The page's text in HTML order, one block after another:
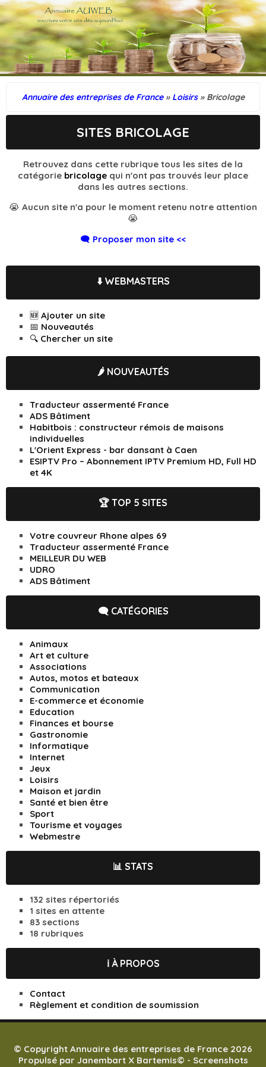
Annuaire des entreprises de France » Loisirs » Bricolage
SITES BRICOLAGE
Retrouvez dans cette rubrique tous les sites de la
catégorie bricolage qui n'ont pas trouvés leur place
dans les autres sections.
😭 Aucun site n'a pour le moment retenu notre attention
😭
🗨️ Proposer mon site <<
⬇️ WEBMASTERS
🆕 Ajouter un site
📅 Nouveautés
🔍 Chercher un site
🌶️ NOUVEAUTÉS
Traducteur assermenté France
ADS Bâtiment
Habitbois : constructeur rémois de maisons
individuelles
L'Orient Express - bar dansant à Caen
ESIPTV Pro – Abonnement IPTV Premium HD, Full HD
et 4K
🏆 TOP 5 SITES
Votre couvreur Rhone alpes 69
Traducteur assermenté France
MEILLEUR DU WEB
UDRO
ADS Bâtiment
🗨️ CATÉGORIES
Animaux
Art et culture
Associations
Autos, motos et bateaux
Communication
E-commerce et économie
Education
Finances et bourse
Gastronomie
Informatique
Internet
Jeux
Loisirs
Maison et jardin
Santé et bien être
Sport
Tourisme et voyages
Webmestre
📊 STATS
132 sites répertoriés
1 sites en attente
83 sections
18 rubriques
ℹ️ À PROPOS
Contact
Règlement et condition de soumission
© Copyright Annuaire des entreprises de France 2026
Propulsé par Janembart X Bartemis© - Screenshots